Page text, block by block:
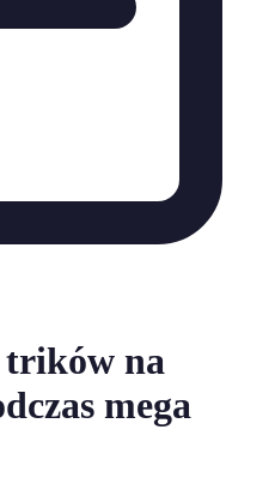
trików na
mega